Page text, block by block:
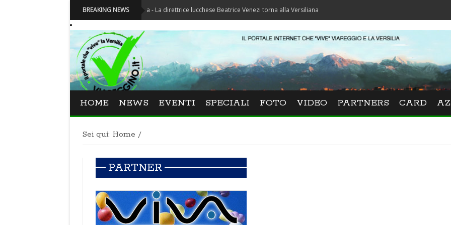
BREAKING NEWS
Festival La Versiliana - La direttrice lucchese Beatrice Venezi torna alla Versiliana
HOME NEWS EVENTI SPECIALI FOTO VIDEO PARTNERS CARD
Sei qui: Home /
PARTNER